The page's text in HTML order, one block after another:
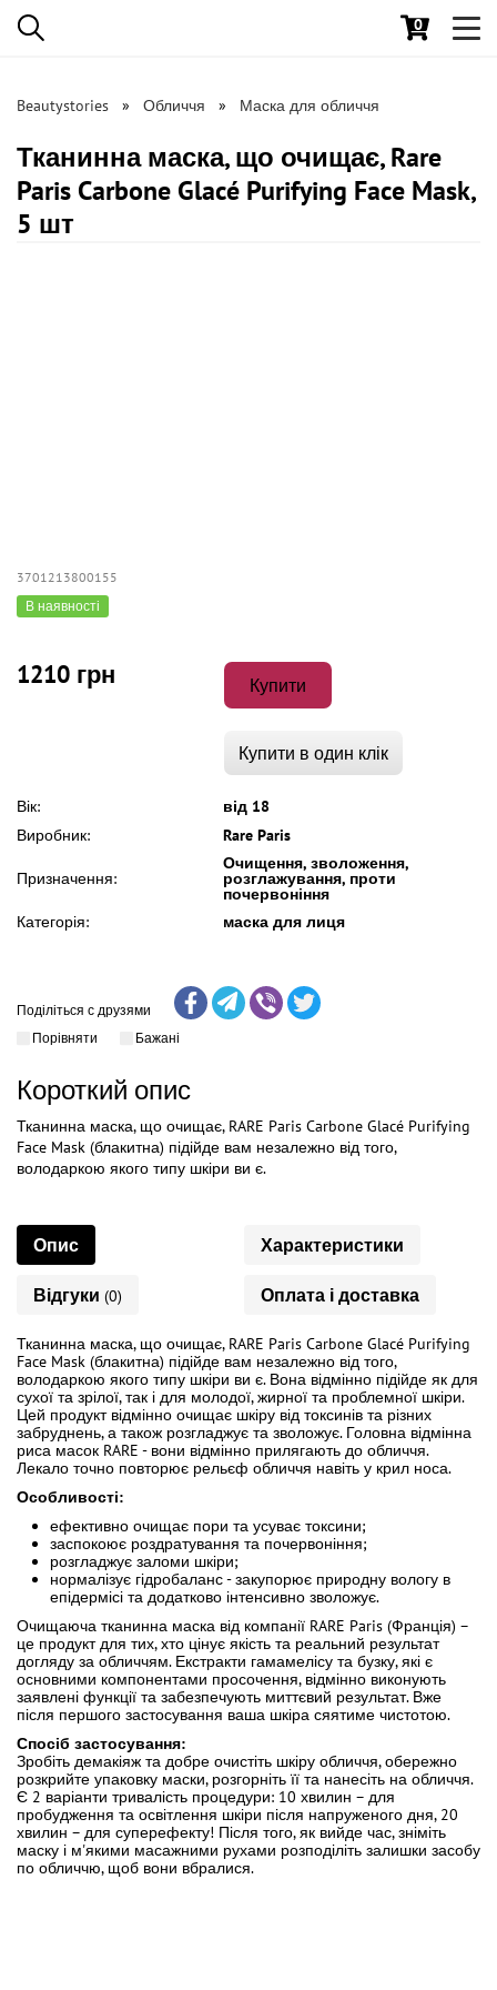
0
Beautystories Обличчя Маска для обличчя
Тканинна маска, що очищає, Rare
Paris Carbone Glacé Purifying Face Mask,
5 шт
3701213800155
В наявності
1210 грн Купити
Купити в один клік
Вік:
від 18
Виробник:
Rare Paris
Призначення:
Очищення, зволоження,
розглажування, проти
почервоніння
Категорія:
маска для лиця
Поділіться с друзями
Порівняти
Бажані
Короткий опис
Тканинна маска, що очищає, RARE Paris Carbone Glacé Purifying
Face Mask (блакитна) підійде вам незалежно від того,
володаркою якого типу шкіри ви є.
Опис Характеристики
Відгуки (0) Оплата і доставка
Тканинна маска, що очищає, RARE Paris Carbone Glacé Purifying
Face Mask (блакитна) підійде вам незалежно від того,
володаркою якого типу шкіри ви є. Вона відмінно підійде як для
сухої та зрілої, так і для молодої, жирної та проблемної шкіри.
Цей продукт відмінно очищає шкіру від токсинів та різних
забруднень, а також розгладжує та зволожує. Головна відмінна
риса масок RARE - вони відмінно прилягають до обличчя.
Лекало точно повторює рельєф обличчя навіть у крил носа.
Особливості:
ефективно очищає пори та усуває токсини;
заспокоює роздратування та почервоніння;
розгладжує заломи шкіри;
нормалізує гідробаланс - закупорює природну вологу в
епідермісі та додатково інтенсивно зволожує.
Очищаюча тканинна маска від компанії RARE Paris (Франція) –
це продукт для тих, хто цінує якість та реальний результат
догляду за обличчям. Екстракти гамамелісу та бузку, які є
основними компонентами просочення, відмінно виконують
заявлені функції та забезпечують миттєвий результат. Вже
після першого застосування ваша шкіра сяятиме чистотою.
Спосіб застосування:
Зробіть демакіяж та добре очистіть шкіру обличчя, обережно
розкрийте упаковку маски, розгорніть її та нанесіть на обличчя.
Є 2 варіанти тривалість процедури: 10 хвилин – для
пробудження та освітлення шкіри після напруженого дня, 20
хвилин – для суперефекту! Після того, як вийде час, зніміть
маску і м'якими масажними рухами розподіліть залишки засобу
по обличчю, щоб вони вбралися.